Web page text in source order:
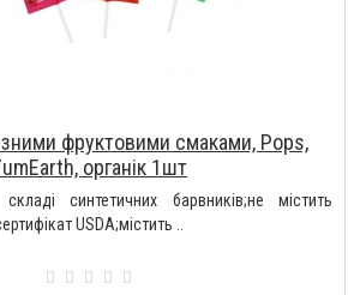
фруктовими смаками, Pops,
органік 1шт
синтетичних барвників;не містить
USDA;містить ..